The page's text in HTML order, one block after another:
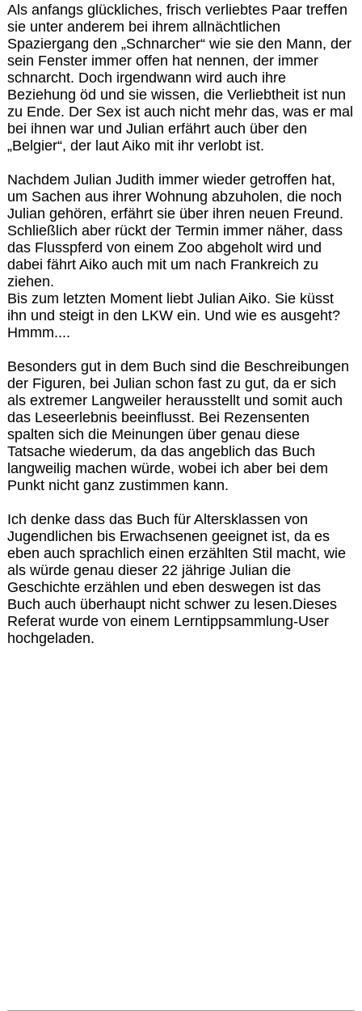
Als anfangs glückliches, frisch verliebtes Paar treffen
sie unter anderem bei ihrem allnächtlichen
Spaziergang den „Schnarcher“ wie sie den Mann, der
sein Fenster immer offen hat nennen, der immer
schnarcht. Doch irgendwann wird auch ihre
Beziehung öd und sie wissen, die Verliebtheit ist nun
zu Ende. Der Sex ist auch nicht mehr das, was er mal
bei ihnen war und Julian erfährt auch über den
„Belgier“, der laut Aiko mit ihr verlobt ist.
Nachdem Julian Judith immer wieder getroffen hat,
um Sachen aus ihrer Wohnung abzuholen, die noch
Julian gehören, erfährt sie über ihren neuen Freund.
Schließlich aber rückt der Termin immer näher, dass
das Flusspferd von einem Zoo abgeholt wird und
dabei fährt Aiko auch mit um nach Frankreich zu
ziehen.
Bis zum letzten Moment liebt Julian Aiko. Sie küsst
ihn und steigt in den LKW ein. Und wie es ausgeht?
Hmmm....
Besonders gut in dem Buch sind die Beschreibungen
der Figuren, bei Julian schon fast zu gut, da er sich
als extremer Langweiler herausstellt und somit auch
das Leseerlebnis beeinflusst. Bei Rezensenten
spalten sich die Meinungen über genau diese
Tatsache wiederum, da das angeblich das Buch
langweilig machen würde, wobei ich aber bei dem
Punkt nicht ganz zustimmen kann.
Ich denke dass das Buch für Altersklassen von
Jugendlichen bis Erwachsenen geeignet ist, da es
eben auch sprachlich einen erzählten Stil macht, wie
als würde genau dieser 22 jährige Julian die
Geschichte erzählen und eben deswegen ist das
Buch auch überhaupt nicht schwer zu lesen.Dieses
Referat wurde von einem Lerntippsammlung-User
hochgeladen.